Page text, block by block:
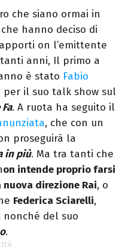
Si specializza poi in
Giornalismo e
Sapienza,
testate ed uffici
che siano ormai in
hanno deciso di
on l’emittente
anni, Il primo a
è stato Fabio
il suo talk show sul
. A ruota ha seguito il
, che con un
proseguirà la
in più. Ma tra tanti che
on intende proprio farsi
direzione Rai, o
Federica Sciarelli,
del suo
.